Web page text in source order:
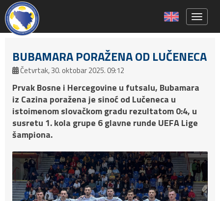
BUBAMARA PORAŽENA OD LUČENECA
Četvrtak, 30. oktobar 2025. 09:12
Prvak Bosne i Hercegovine u futsalu, Bubamara
iz Cazina poražena je sinoć od Lučeneca u
istoimenom slovačkom gradu rezultatom 0:4, u
susretu 1. kola grupe 6 glavne runde UEFA Lige
šampiona.